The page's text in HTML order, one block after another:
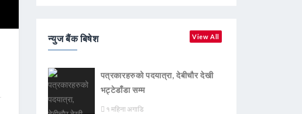
न्युज बैंक बिषेश View All
पत्रकारहरुको पदयात्रा, देबीचौर देखी
भट्टेडाँडा सम्म
१ महिना अगाडि